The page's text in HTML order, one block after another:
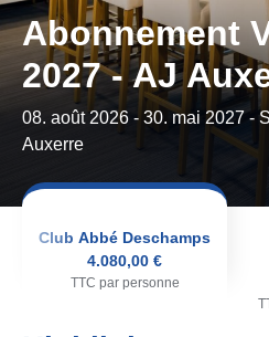
Abonnement
2027 - AJ
08. août 2026 - 30. mai 2027 -
Auxerre
Club Abbé Deschamps
4.080,00 €
TTC par personne